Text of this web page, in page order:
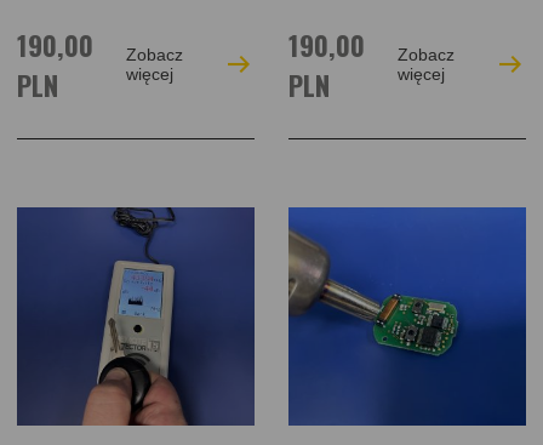
190,00
PLN
Zobacz
więcej
190,00
PLN
Zobacz
więcej